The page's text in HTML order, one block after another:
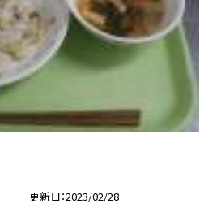
更新日 2023/02/28